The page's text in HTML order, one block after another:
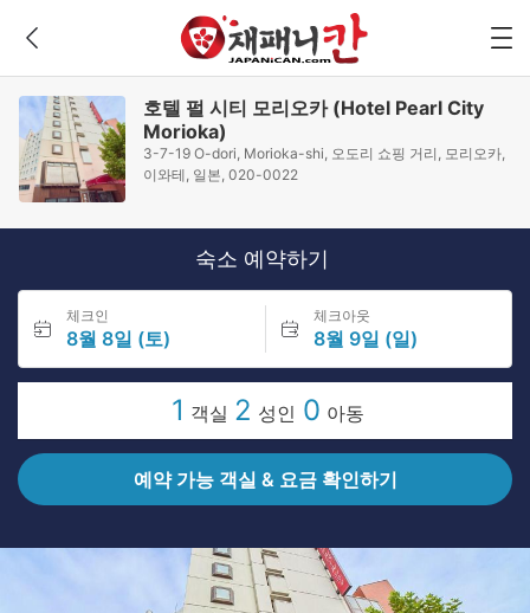
호텔 펄 시티 모리오카 (Hotel Pearl City
Morioka)
3-7-19 O-dori, Morioka-shi, 오도리 쇼핑 거리, 모리오카,
이와테, 일본, 020-0022
숙소 예약하기
체크인
8월 8일 (토)
체크아웃
8월 9일 (일)
1 객실 2 성인 0 아동
예약 가능 객실 & 요금 확인하기